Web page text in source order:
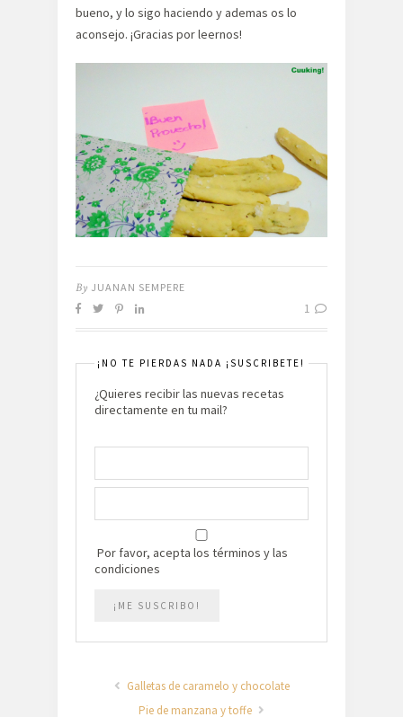
bueno, y lo sigo haciendo y ademas os lo
aconsejo. ¡Gracias por leernos!
By JUANAN SEMPERE
1
¡NO TE PIERDAS NADA ¡SUSCRIBETE!
¿Quieres recibir las nuevas recetas
directamente en tu mail?
Por favor, acepta los términos y las
condiciones
Galletas de caramelo y chocolate
Pie de manzana y toffe